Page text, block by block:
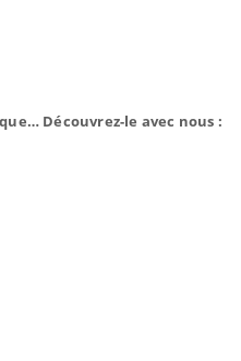
Découvrez-le avec nous :